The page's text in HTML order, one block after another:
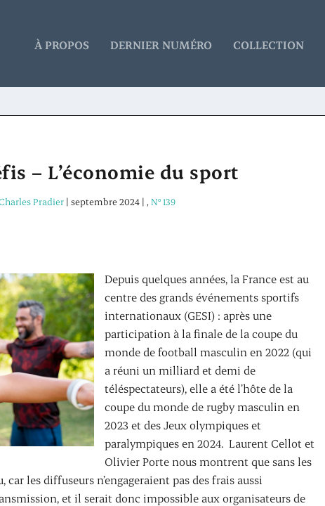
À PROPOS DERNIER NUMÉRO COLLECTION
– L’économie du sport
Pradier| septembre 2024| , N° 139
Depuis quelques années, la France est au
centre des grands événements sportifs
internationaux (GESI) : après une
participation à la finale de la coupe du
monde de football masculin en 2022 (qui
a réuni un milliard et demi de
téléspectateurs), elle a été l’hôte de la
coupe du monde de rugby masculin en
2023 et des Jeux olympiques et
paralympiques en 2024. Laurent Cellot et
Olivier Porte nous montrent que sans les
les diffuseurs n’engageraient pas des frais aussi
et il serait donc impossible aux organisateurs de